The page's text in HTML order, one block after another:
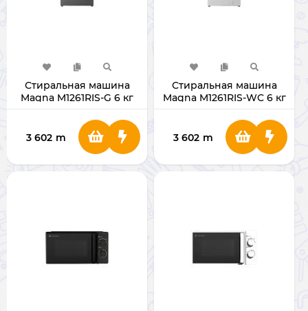
Стиральная машина
Magna M1261RIS-G 6 кг
3 602 m
Стиральная машина
Magna M1261RIS-WC 6 кг
3 602 m